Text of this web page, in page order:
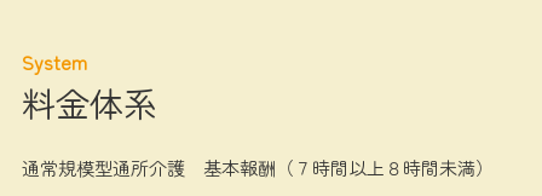
System
料金体系
通常規模型通所介護 基本報酬（７時間以上８時間未満）